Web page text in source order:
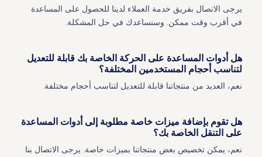
يرجى الاتصال بفريق خدمة العملاء لدينا للحصول على المساعدة
في أقرب وقت ممكن. وسنساعدك في حل المشكلة.
هل أدوات المساعدة على الحركة الخاصة بك قابلة للتعديل
لتناسب أحجام المستخدمين المختلفة؟
نعم، العديد من منتجاتنا قابلة للتعديل لتناسب أحجام مختلفة.
هل تقوم بإضافة ميزات خاصة مطلوبة إلى أدوات المساعدة
على التنقل الخاصة بك؟
نعم، يمكن تخصيص بعض منتجاتنا بميزات خاصة. يرجى الاتصال بنا